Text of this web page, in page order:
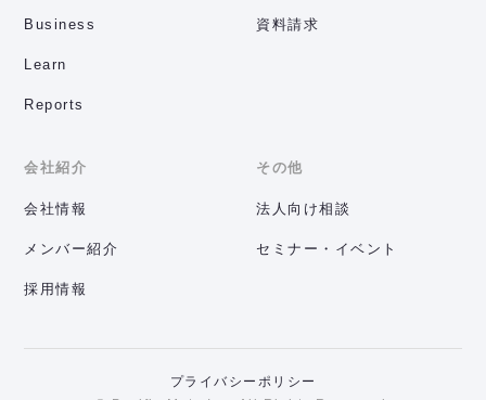
Business
Learn
Reports
資料請求
会社紹介
会社情報
メンバー紹介
採用情報
その他
法人向け相談
セミナー・イベント
プライバシーポリシー